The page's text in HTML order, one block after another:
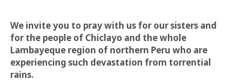
We invite you to pray with us for our sisters and
for the people of Chiclayo and the whole
Lambayeque region of northern Peru who are
experiencing such devastation from torrential
rains.